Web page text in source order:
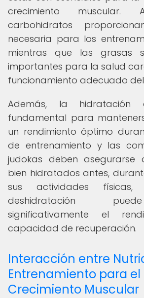
crecimiento muscular.
carbohidratos
necesaria para los
mientras que las grasas
importantes para la salud
funcionamiento adecuado
Además, la hidratación
fundamental para
un rendimiento óptimo
de entrenamiento y las
judokas deben asegurarse
bien hidratados antes,
sus actividades
deshidratación
significativamente el
capacidad de recuperación.
Interacción entre
Entrenamiento para el
Crecimiento Muscular